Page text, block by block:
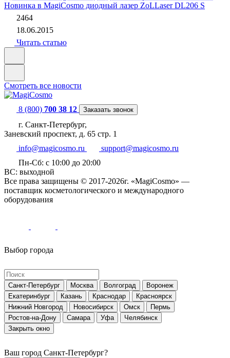
Новинка в MagiCosmo диодный лазер ZoLLaser DL206 S
2464
18.06.2015
Читать статью
Смотреть все новости
8 (800) 700 38 12 Заказать звонок
г. Санкт-Петербург,
Заневский проспект, д. 65 стр. 1
info@magicosmo.ru
support@magicosmo.ru
Пн-Сб: с 10:00 до 20:00
ВС: выходной
Все права защищены © 2017-2026г. «MagiCosmo» —
поставщик косметологического и международного
оборудования
Выбор города
Санкт-Петербург Москва Волгоград
Воронеж
Екатеринбург
Казань Краснодар
Красноярск
Нижний Новгород
Новосибирск Омск
Пермь
Ростов-на-Дону
Самара Уфа
Челябинск
Закрыть окно
Ваш город Санкт-Петербург?